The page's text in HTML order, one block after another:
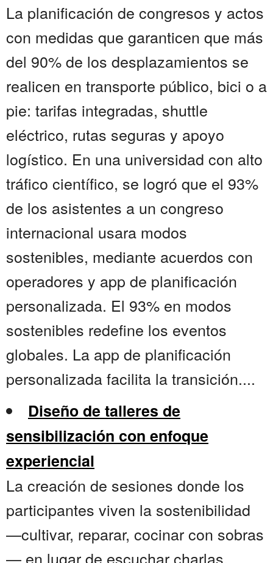
La planificación de congresos y actos
con medidas que garanticen que más
del 90% de los desplazamientos se
realicen en transporte público, bici o a
pie: tarifas integradas, shuttle
eléctrico, rutas seguras y apoyo
logístico. En una universidad con alto
tráfico científico, se logró que el 93%
de los asistentes a un congreso
internacional usara modos
sostenibles, mediante acuerdos con
operadores y app de planificación
personalizada. El 93% en modos
sostenibles redefine los eventos
globales. La app de planificación
personalizada facilita la transición....
Diseño de talleres de
sensibilización con enfoque
experiencial
La creación de sesiones donde los
participantes viven la sostenibilidad
—cultivar, reparar, cocinar con sobras
— en lugar de escuchar charlas,